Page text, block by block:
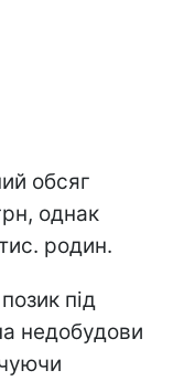
обсяг
однак
родин.
під
недобудови